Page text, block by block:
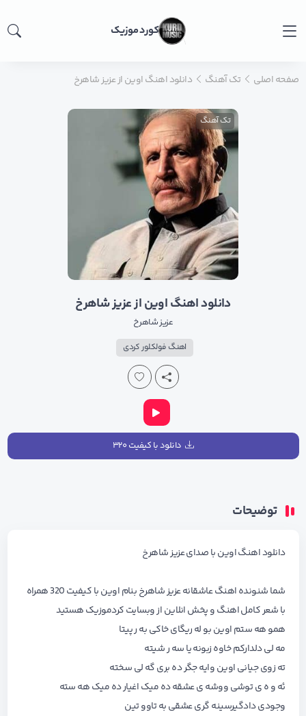
کورد موزیک
صفحه اصلی تک آهنگ دانلود اهنگ اوین از عزیز شاهرخ
تک آهنگ
دانلود اهنگ اوین از عزیز شاهرخ
عزیز شاهرخ
اهنگ فولکلور کردی
دانلود با کیفیت ۳۲۰
توضیحات
دانلود اهنگ اوین با صدای عزیز شاهرخ
شما شنونده اهنگ عاشقانه عزیز شاهرخ بنام اوین با کیفیت 320 همراه
با شعر کامل اهنگ و پخش انلاین از وبسایت کردموزیک هستید
همو هه ستم اوین بو له ریگای خاکی به ر پیتا
مه لی دلدارکم خاوه زبونه یا سه ر شیته
ته زوی جیانی اوین وایه جگر ده بری گه لی سخته
ئه و ه ی توشی ووشه ی عشقه ده میک اغیار ده میک هه سته
وجودی دادگیرسینه گری عشقی به تاوو تین